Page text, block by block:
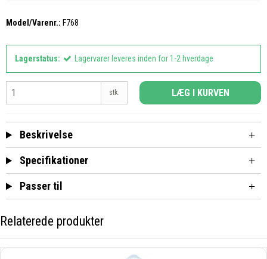
Model/Varenr.: F768
Lagerstatus: Lagervarer leveres inden for 1-2 hverdage
stk. LÆG I KURVEN
Beskrivelse
Specifikationer
Passer til
Relaterede produkter